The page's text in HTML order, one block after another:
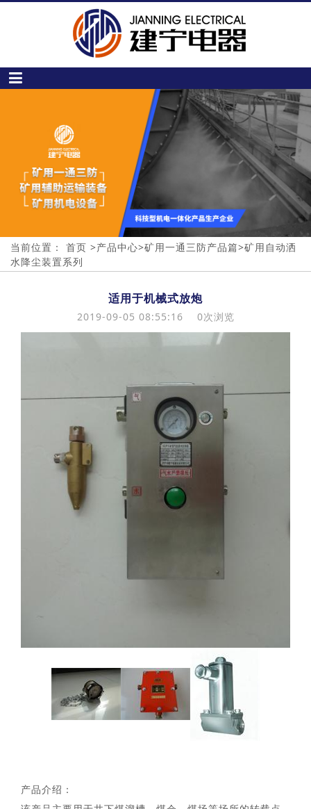
当前位置： 首页 >产品中心>矿用一通三防产品篇>矿用自动洒
水降尘装置系列
适用于机械式放炮
2019-09-05 08:55:16 0次浏览
产品介绍：